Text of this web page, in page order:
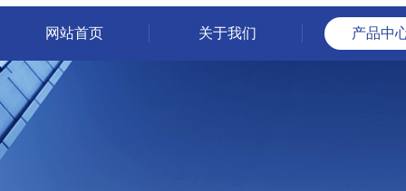
网站首页 关于我们 产品中